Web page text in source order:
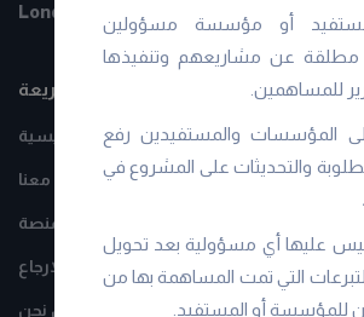
أو مؤسسة مسؤولين
عن مشاريعهم وتنفيذها
للمساهمين.
المؤسسات والمستفيدين رفع
والتحديثات على المشروع في
.
عليها أي مسؤولية بعد تحويل
التبرعات التي تمت المساهمة بها من
للمؤسسة أو المستفيد.
London, WC2H 9JQ
روابط سريعة
الرئيسية
تواصل معنا
افصاح طبيعة عمل المنصة
سياسة الالغاء و الارجاع
من نحن